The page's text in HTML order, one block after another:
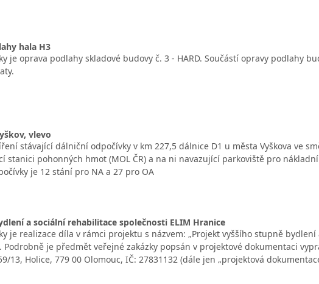
hala H3
je oprava podlahy skladové budovy č. 3 - HARD. Součástí opravy podlahy
vlevo
stávající dálniční odpočívky v km 227,5 dálnice D1 u města Vyškova ve
stanici pohonných hmot (MOL ČR) a na ni navazující parkoviště pro
je 12 stání pro NA a 27 pro OA
a sociální rehabilitace společnosti ELIM Hranice
je realizace díla v rámci projektu s názvem: „Projekt vyššího stupně
Podrobně je předmět veřejné zakázky popsán v projektové dokumentaci
13, Holice, 779 00 Olomouc, IČ: 27831132 (dále jen „projektová